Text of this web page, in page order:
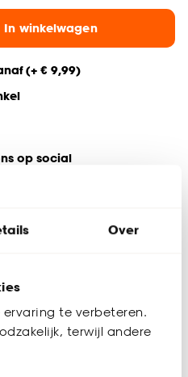
Over
te verbeteren.
terwijl andere
In winkelwagen
(+ € 9,99)
op social
en 20% katoen voegt een
basis en zorgt voor
Wol heeft van nature
betekent dat het niet alleen